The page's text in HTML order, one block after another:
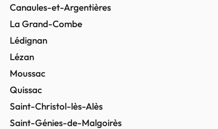
Canaules-et-Argentières
La Grand-Combe
Lédignan
Lézan
Moussac
Quissac
Saint-Christol-lès-Alès
Saint-Génies-de-Malgoirès